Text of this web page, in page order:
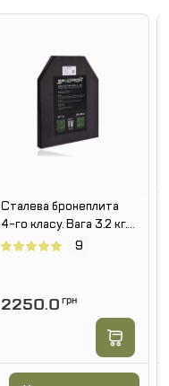
Сталева бронеплита
4-го класу. Вага 3.2 кг.
Розмір 25 на 30 см.
9
2250.0 грн